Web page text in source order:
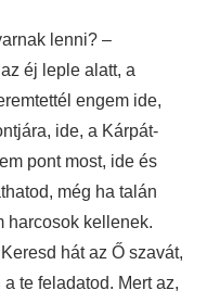
lenni? –
éj leple alatt, a
engem ide,
ide, a Kárpát-
pont most, ide és
még ha talán
harcosok kellenek.
hát az Ő szavát,
te feladatod. Mert az,